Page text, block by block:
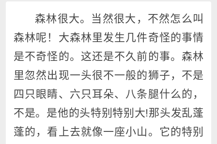
森林很大。当然很大，不然怎么叫
森林呢！大森林里发生几件奇怪的事情
是不奇怪的。这还是不久前的事。森林
里忽然出现一头很不一般的狮子，不是
四只眼睛、六只耳朵、八条腿什么的，
不是。是他的头特别特别大!那头发乱蓬
蓬的，看上去就像一座小山。它的特别